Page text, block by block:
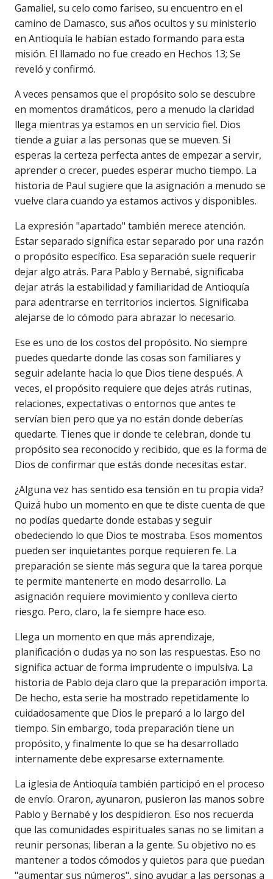
Gamaliel, su celo como fariseo, su encuentro en el
camino de Damasco, sus años ocultos y su ministerio
en Antioquía le habían estado formando para esta
misión. El llamado no fue creado en Hechos 13; Se
reveló y confirmó.
A veces pensamos que el propósito solo se descubre
en momentos dramáticos, pero a menudo la claridad
llega mientras ya estamos en un servicio fiel. Dios
tiende a guiar a las personas que se mueven. Si
esperas la certeza perfecta antes de empezar a servir,
aprender o crecer, puedes esperar mucho tiempo. La
historia de Paul sugiere que la asignación a menudo se
vuelve clara cuando ya estamos activos y disponibles.
La expresión "apartado" también merece atención.
Estar separado significa estar separado por una razón
o propósito específico. Esa separación suele requerir
dejar algo atrás. Para Pablo y Bernabé, significaba
dejar atrás la estabilidad y familiaridad de Antioquía
para adentrarse en territorios inciertos. Significaba
alejarse de lo cómodo para abrazar lo necesario.
Ese es uno de los costos del propósito. No siempre
puedes quedarte donde las cosas son familiares y
seguir adelante hacia lo que Dios tiene después. A
veces, el propósito requiere que dejes atrás rutinas,
relaciones, expectativas o entornos que antes te
servían bien pero que ya no están donde deberías
quedarte. Tienes que ir donde te celebran, donde tu
propósito sea reconocido y recibido, que es la forma de
Dios de confirmar que estás donde necesitas estar.
¿Alguna vez has sentido esa tensión en tu propia vida?
Quizá hubo un momento en que te diste cuenta de que
no podías quedarte donde estabas y seguir
obedeciendo lo que Dios te mostraba. Esos momentos
pueden ser inquietantes porque requieren fe. La
preparación se siente más segura que la tarea porque
te permite mantenerte en modo desarrollo. La
asignación requiere movimiento y conlleva cierto
riesgo. Pero, claro, la fe siempre hace eso.
Llega un momento en que más aprendizaje,
planificación o dudas ya no son las respuestas. Eso no
significa actuar de forma imprudente o impulsiva. La
historia de Pablo deja claro que la preparación importa.
De hecho, esta serie ha mostrado repetidamente lo
cuidadosamente que Dios le preparó a lo largo del
tiempo. Sin embargo, toda preparación tiene un
propósito, y finalmente lo que se ha desarrollado
internamente debe expresarse externamente.
La iglesia de Antioquía también participó en el proceso
de envío. Oraron, ayunaron, pusieron las manos sobre
Pablo y Bernabé y los despidieron. Eso nos recuerda
que las comunidades espirituales sanas no se limitan a
reunir personas; liberan a la gente. Su objetivo no es
mantener a todos cómodos y quietos para que puedan
"aumentar sus números", sino ayudar a las personas a